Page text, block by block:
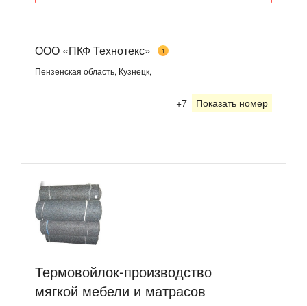
ООО «ПКФ Технотекс» 1
Пензенская область, Кузнецк,
+7 Показать номер
Термовойлок-производство
мягкой мебели и матрасов